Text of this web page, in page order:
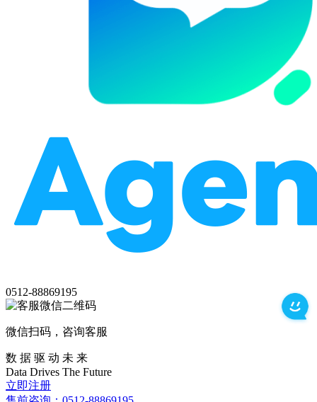
0512-88869195
微信扫码，咨询客服
数 据 驱 动 未 来
Data Drives The Future
立即注册